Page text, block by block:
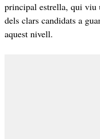
principal estrella, qui viu
dels clars candidats a
aquest nivell.